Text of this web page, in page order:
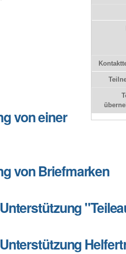
von einer
von Briefmarken